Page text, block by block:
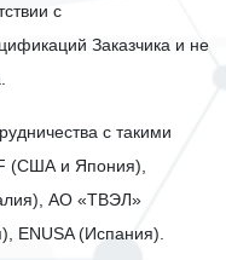
с
Заказчика и не
с такими
(США и Япония),
АО «ТВЭЛ»
ENUSA (Испания).